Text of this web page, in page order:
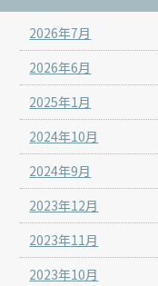
2026年7月
2026年6月
2025年1月
2024年10月
2024年9月
2023年12月
2023年11月
2023年10月